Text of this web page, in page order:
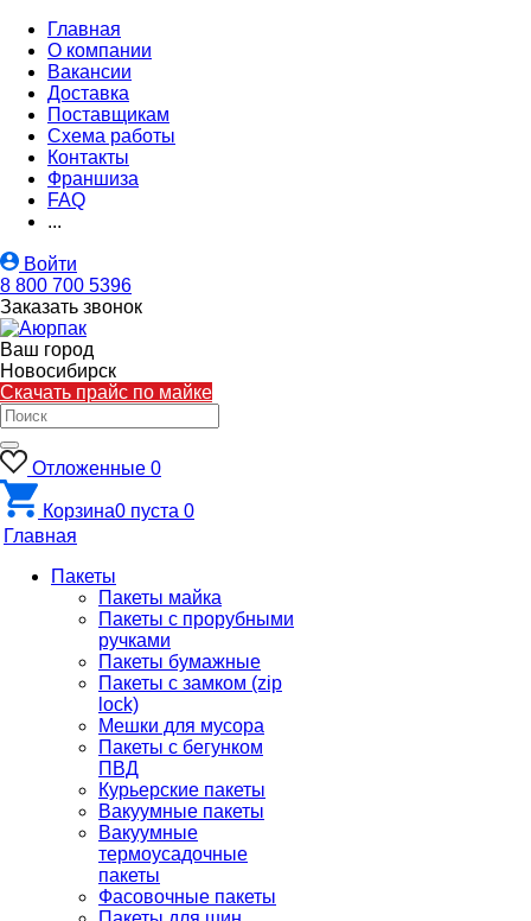
Главная
О компании
Вакансии
Доставка
Поставщикам
Схема работы
Контакты
Франшиза
FAQ
...
Войти
8 800 700 5396
Заказать звонок
Ваш город
Новосибирск
Скачать прайс по майке
Отложенные 0
Корзина0 пуста 0
Главная
Пакеты
Пакеты майка
Пакеты с прорубными
ручками
Пакеты бумажные
Пакеты с замком (zip
lock)
Мешки для мусора
Пакеты с бегунком
ПВД
Курьерские пакеты
Вакуумные пакеты
Вакуумные
термоусадочные
пакеты
Фасовочные пакеты